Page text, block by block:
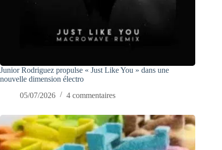
Junior Rodriguez propulse « Just Like You » dans une
nouvelle dimension électro
05/07/2026
4 commentaires